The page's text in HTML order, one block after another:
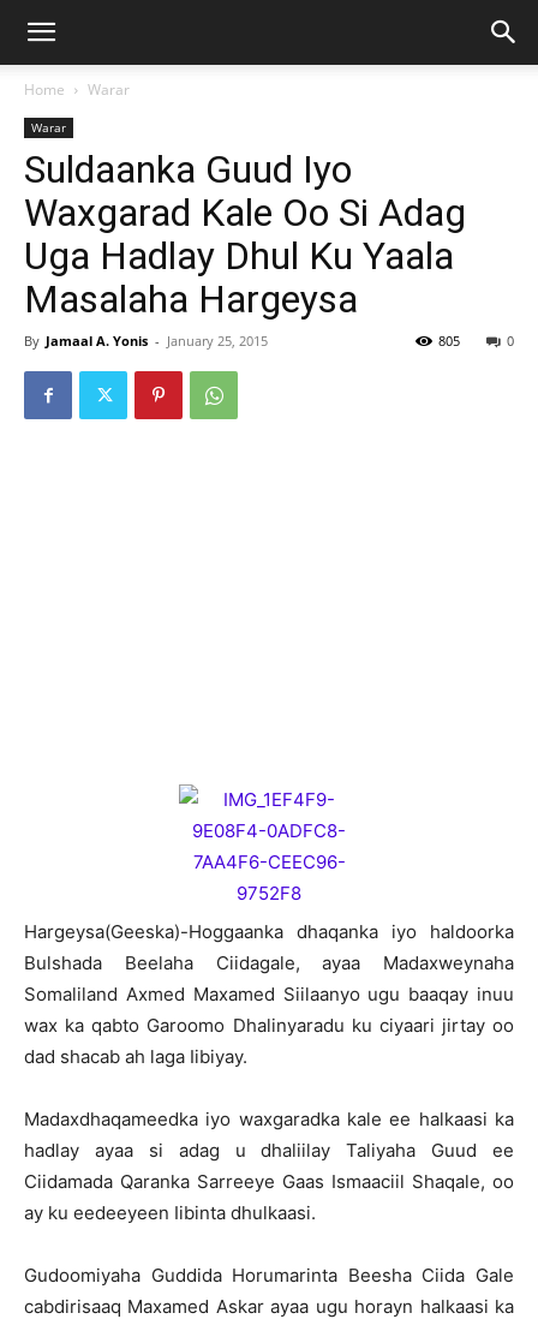
Home Warar
Warar
Suldaanka Guud Iyo
Waxgarad Kale Oo Si Adag
Uga Hadlay Dhul Ku Yaala
Masalaha Hargeysa
By Jamaal A. Yonis - January 25, 2015 0
805
Hargeysa(Geeska)-Hoggaanka dhaqanka iyo haldoorka
Bulshada Beelaha Ciidagale, ayaa Madaxweynaha
Somaliland Axmed Maxamed Siilaanyo ugu baaqay inuu
wax ka qabto Garoomo Dhalinyaradu ku ciyaari jirtay oo
dad shacab ah laga Iibiyay.
Madaxdhaqameedka iyo waxgaradka kale ee halkaasi ka
hadlay ayaa si adag u dhaliilay Taliyaha Guud ee
Ciidamada Qaranka Sarreeye Gaas Ismaaciil Shaqale, oo
ay ku eedeeyeen Iibinta dhulkaasi.
Gudoomiyaha Guddida Horumarinta Beesha Ciida Gale
cabdirisaaq Maxamed Askar ayaa ugu horayn halkaasi ka